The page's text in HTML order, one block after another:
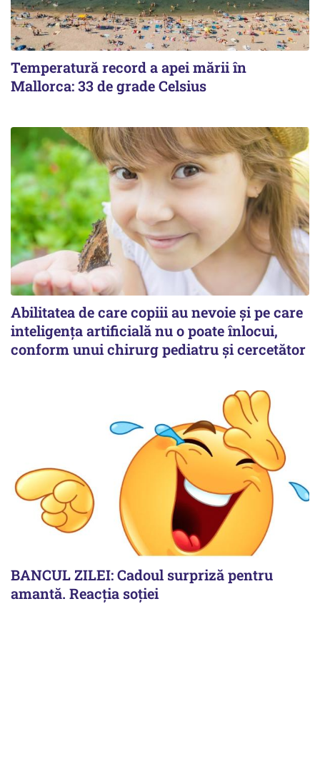
Temperatură record a apei mării în
Mallorca: 33 de grade Celsius
Abilitatea de care copiii au nevoie și pe care
inteligența artificială nu o poate înlocui,
conform unui chirurg pediatru și cercetător
BANCUL ZILEI: Cadoul surpriză pentru
amantă. Reacția soției